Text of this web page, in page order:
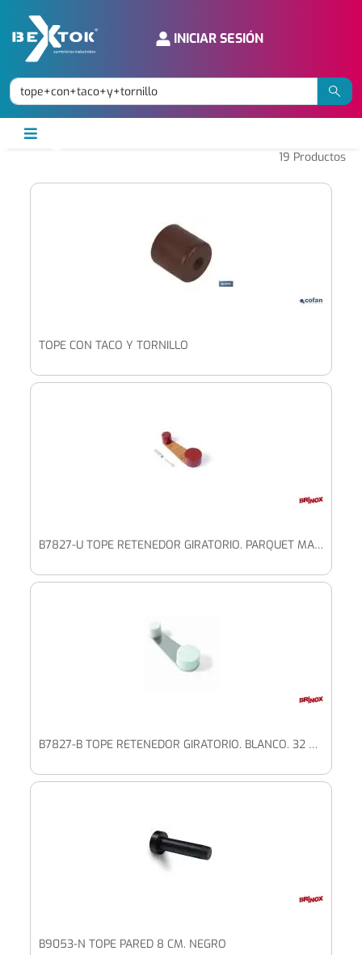
INICIAR SESIÓN
19 Productos
TOPE CON TACO Y TORNILLO
B7827-U TOPE RETENEDOR GIRATORIO. PARQUET MARRÓN. 32 X 102 X 22 MM
B7827-B TOPE RETENEDOR GIRATORIO. BLANCO. 32 X 102 X 22 MM
B9053-N TOPE PARED 8 CM. NEGRO